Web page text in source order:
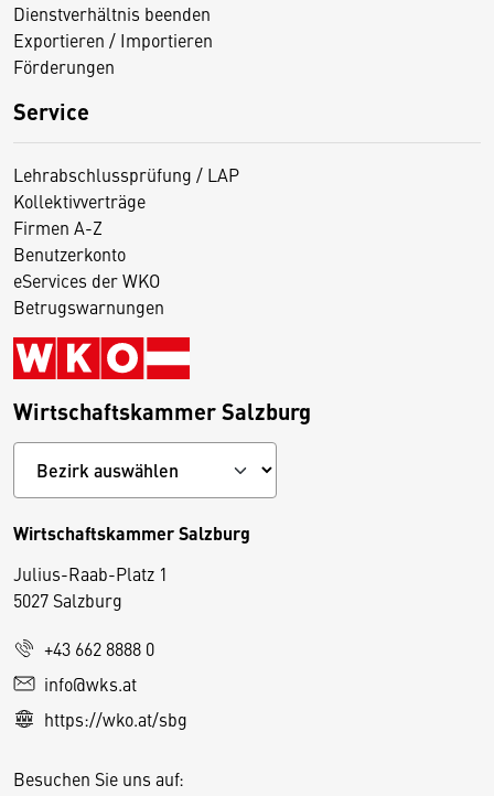
Dienstverhältnis beenden
Exportieren / Importieren
Förderungen
Service
Lehrabschlussprüfung / LAP
Kollektivverträge
Firmen A-Z
Benutzerkonto
eServices der WKO
Betrugswarnungen
Wirtschaftskammer Salzburg
Wirtschaftskammer Salzburg
Julius-Raab-Platz 1
5027 Salzburg
+43 662 8888 0
info@wks.at
https://wko.at/sbg
Besuchen Sie uns auf:
D
e
s
S